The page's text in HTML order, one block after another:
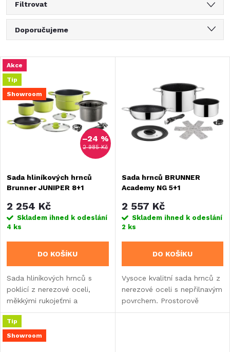
Filtrovat
Ř
a
z
n
p
r
o
d
u
k
t
Doporučujeme
Nejdražší
Nejprodávanější
Abecedně
V
ý
p
s
p
r
o
d
u
k
Akce
Tip
Showroom
2 985 Kč
–24 %
Sada hliníkových hrnců
Brunner JUNIPER 8+1
2 254 Kč
Skladem ihned k odeslání
4 ks
DO KOŠÍKU
Sada hliníkových hrnců s
poklicí z nerezové oceli,
měkkými rukojeťmi a
nepřilnavým povrchem. V
krásném zeleném odstínu.
Sada hrnců BRUNNER
Academy NG 5+1
2 557 Kč
Skladem ihned k odeslání
2 ks
DO KOŠÍKU
Vysoce kvalitní sada hrnců z
nerezové oceli s nepřilnavým
povrchem. Prostorově
úsporný design. Obzvláště
Tip
Showroom